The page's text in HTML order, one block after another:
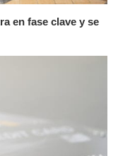
en fase clave y se